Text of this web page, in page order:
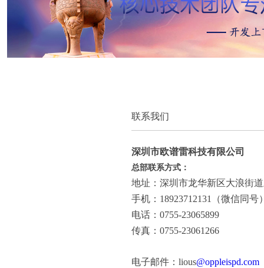
联系我们
深圳市欧谱雷科技有限公司
总部联系方式：
地址： 深圳市龙华新区大浪街
手机：18923712131（微信同号
电话：0755-23065899
传真：0755-23061266
电子邮件：lious@oppleispd.com